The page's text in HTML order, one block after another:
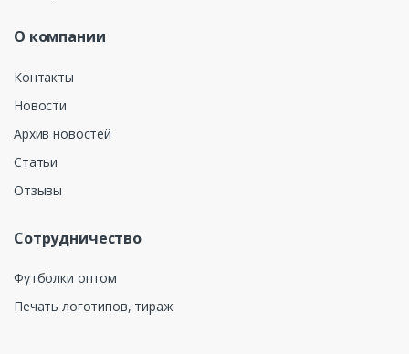
О компании
Контакты
Новости
Архив новостей
Статьи
Отзывы
Сотрудничество
Футболки оптом
Печать логотипов, тираж